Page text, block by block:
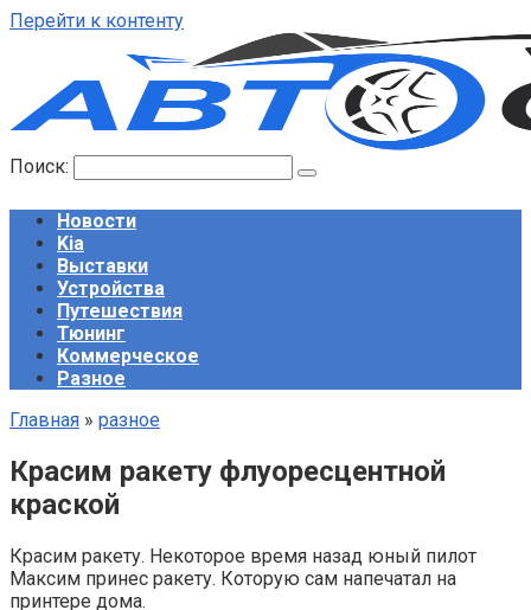
Перейти к контенту
Поиск:
Новости
Kia
Выставки
Устройства
Путешествия
Тюнинг
Коммерческое
Разное
Главная » разное
Красим ракету флуоресцентной
краской
Красим ракету. Некоторое время назад юный пилот
Максим принес ракету. Которую сам напечатал на
принтере дома.